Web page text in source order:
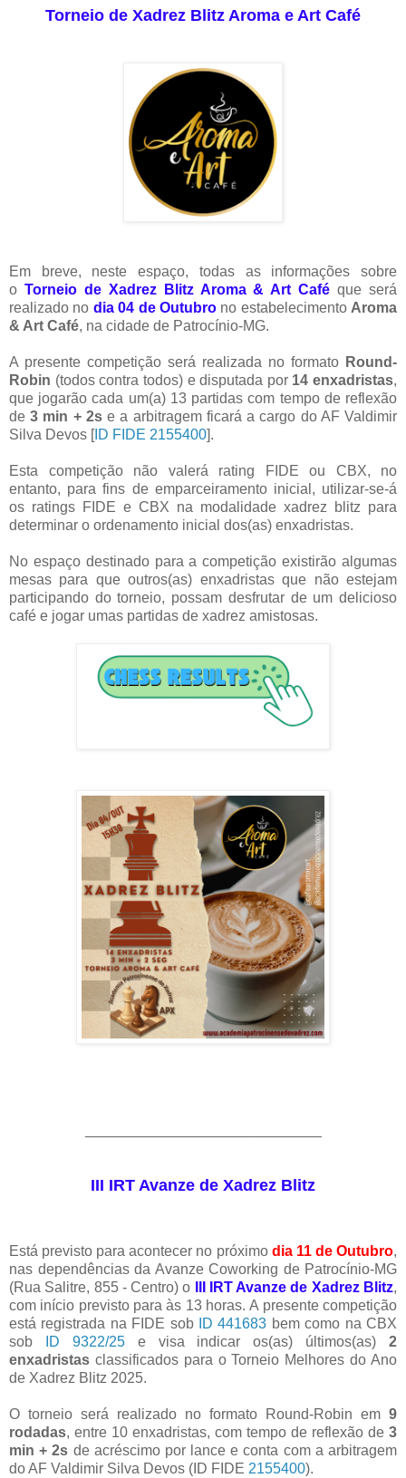
Torneio de Xadrez Blitz Aroma e Art Café
Em breve, neste espaço, todas as informações sobre
o Torneio de Xadrez Blitz Aroma & Art Café que será
realizado no dia 04 de Outubrono estabelecimento Aroma
& Art Café, na cidade de Patrocínio-MG.
A presente competição será realizada no formato Round-
Robin (todos contra todos) e disputada por 14 enxadristas,
que jogarão cada um(a) 13 partidas com tempo de reflexão
de3 min + 2se a arbitragem ficará a cargo do AF Valdimir
Silva Devos [ID FIDE 2155400].
Esta competição não valerá rating FIDE ou CBX, no
entanto, para fins de emparceiramento inicial, utilizar-se-á
os ratings FIDE e CBX na modalidade xadrez blitz para
determinar o ordenamento inicial dos(as) enxadristas.
No espaço destinado para a competição existirão algumas
mesas para que outros(as) enxadristas que não estejam
participando do torneio, possam desfrutar de um delicioso
café e jogar umas partidas de xadrez amistosas.
III IRT Avanze de Xadrez Blitz
Está previsto para acontecer no próximo dia 11 de Outubro,
nas dependências da Avanze Coworking de Patrocínio-MG
(Rua Salitre, 855 - Centro) o
III IRT Avanze de Xadrez Blitz,
com início previsto para às 13 horas. A presente competição
está registrada na FIDE sob
ID 441683 bem como na CBX
sob
ID 9322/25e visa indicar os(as) últimos(as) 2
enxadristas classificados para o Torneio Melhores do Ano
de Xadrez Blitz 2025.
O torneio será realizado no formato Round-Robin em 9
rodadas, entre 10 enxadristas, com tempo de reflexão de 3
min + 2s de acréscimo por lance e conta com a arbitragem
do AF Valdimir Silva Devos (ID FIDE 2155400).